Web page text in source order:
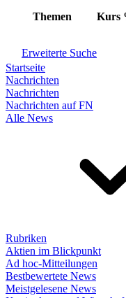
Themen Kurs
Erweiterte Suche
Startseite
Nachrichten
Nachrichten
Nachrichten auf FN
Alle News
Rubriken
Aktien im Blickpunkt
Ad hoc-Mitteilungen
Bestbewertete News
Meistgelesene News